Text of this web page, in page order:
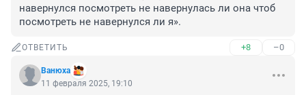
навернулся посмотреть не навернулась ли она чтоб
посмотреть не навернулся ли я».
ОТВЕТИТЬ +8 –0
Вaнюхa
11 февраля 2025, 19:10